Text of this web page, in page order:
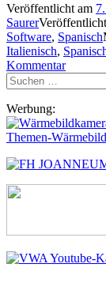
Veröffentlicht am
Saurer
Software, Spanisch
Italienisch,
Kommentar
Suchen
nach:
Werbung:
Themen-